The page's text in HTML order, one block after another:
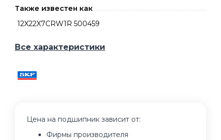
Также известен как
12X22X7CRW1R 500459
Все характеристики
Цена на подшипник зависит от:
Фирмы производителя